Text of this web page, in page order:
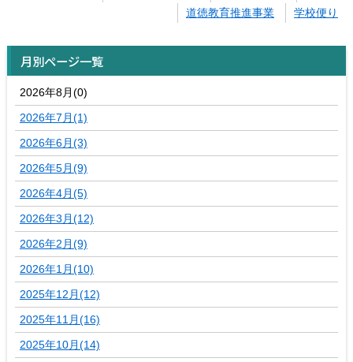
道徳教育推進事業
学校便り
月別ページ一覧
2026年8月(0)
2026年7月(1)
2026年6月(3)
2026年5月(9)
2026年4月(5)
2026年3月(12)
2026年2月(9)
2026年1月(10)
2025年12月(12)
2025年11月(16)
2025年10月(14)